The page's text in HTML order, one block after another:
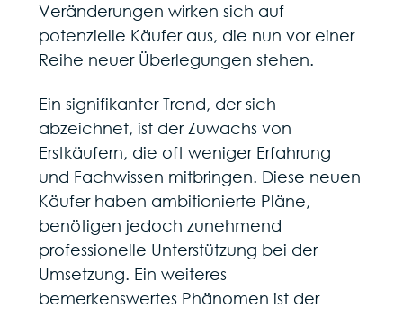
Veränderungen wirken sich auf
potenzielle Käufer aus, die nun vor einer
Reihe neuer Überlegungen stehen.
Ein signifikanter Trend, der sich
abzeichnet, ist der Zuwachs von
Erstkäufern, die oft weniger Erfahrung
und Fachwissen mitbringen. Diese neuen
Käufer haben ambitionierte Pläne,
benötigen jedoch zunehmend
professionelle Unterstützung bei der
Umsetzung. Ein weiteres
bemerkenswertes Phänomen ist der